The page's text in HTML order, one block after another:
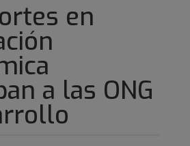
en
a las ONG